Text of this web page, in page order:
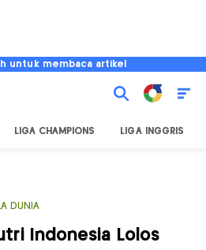
untuk membaca artikel
LIGA CHAMPIONS LIGA INGGRIS
DUNIA
Indonesia Lolos